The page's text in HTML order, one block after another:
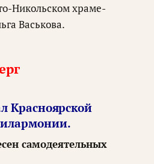
Никольском храме-
Васькова.
Красноярской
самодеятельных